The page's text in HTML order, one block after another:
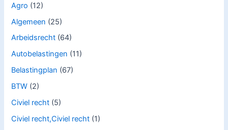
Agro (12)
Algemeen (25)
Arbeidsrecht (64)
Autobelastingen (11)
Belastingplan (67)
BTW (2)
Civiel recht (5)
Civiel recht,Civiel recht (1)